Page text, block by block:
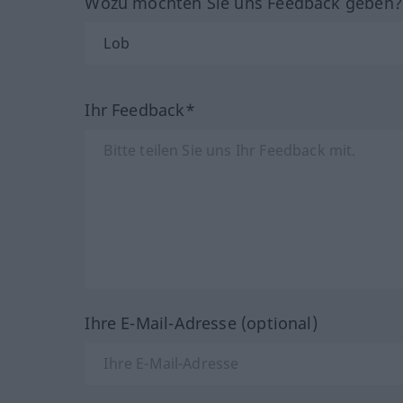
Ihr Feedback*
Ihre E-Mail-Adresse (optional)